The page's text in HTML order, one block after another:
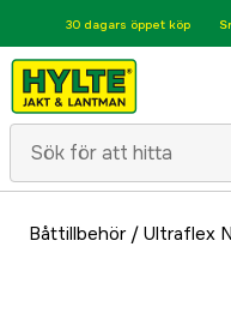
30 dagars öppet köp
Båttillbehör/ Ultraflex